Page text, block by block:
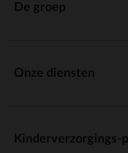
De groep
Onze diensten
Kinderverzorgings-